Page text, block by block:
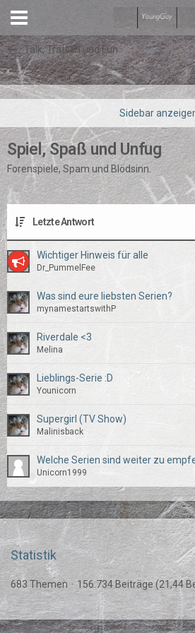
Talk, Tratsch und Fun
Spiel, Spaß und Unfug
Forenspiele, Spam und Blödsinn.
Letzte Antwort
Wichtiger Hinweis für alle
Dr_PummelFee
Was sind eure liebsten Serien?
mynamestartswithP
Riverdale <3
Melina
Lieblings-Serie :D
Younicorn
Supergirl (TV Show)
Malinisback
Welche Serien sind weiter zu
Unicorn1999
Statistik
683 Themen 156.734 Beiträge (21,44